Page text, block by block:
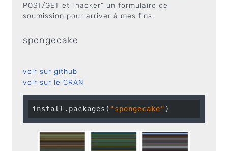
POST/GET et “hacker” un formulaire de
soumission pour arriver à mes fins.
spongecake
voir sur github
voir sur le CRAN
install.packages( "spongecake" )